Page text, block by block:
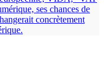
ses chances de
concrètement